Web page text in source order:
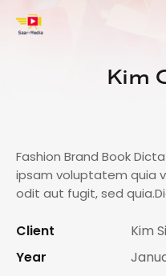
Kim
Fashion Brand Book
ipsam voluptatem quia
odit aut fugit, sed
Client
Kim
Year